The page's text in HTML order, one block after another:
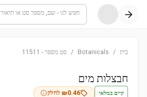
חפש לגו - שם, מספר סט או תיאור
בית /
Botanicals
/ סט מספר -
11511
חבצלות מים
קיים במלאי ₪0.46 לחלק